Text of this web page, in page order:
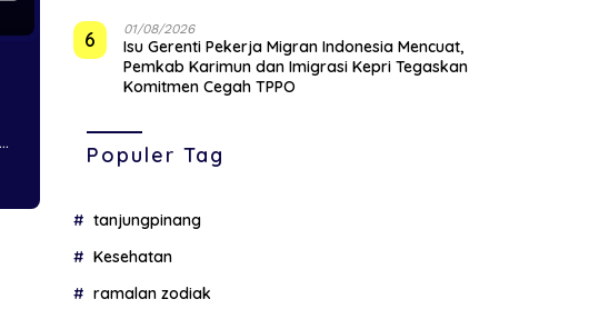
6 01/08/2026
Isu Gerenti Pekerja Migran Indonesia Mencuat,
Pemkab Karimun dan Imigrasi Kepri Tegaskan
Komitmen Cegah TPPO
Populer Tag
tanjungpinang
Kesehatan
ramalan zodiak